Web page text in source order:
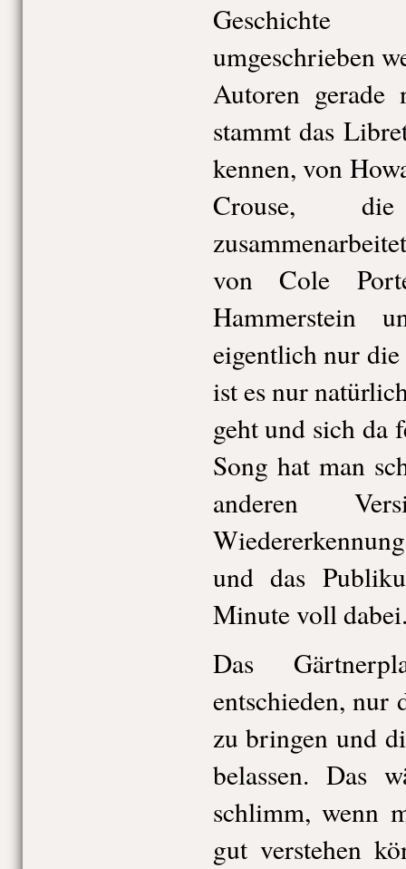
Geschichte
umgeschrieben
Autoren gerade
stammt das
kennen, von
Crouse,
von Cole
Hammerstein
eigentlich nur
ist es nur
geht und sich da
Song hat man
anderen
und das
Minute voll
Das
entschieden, nur
zu bringen und
belassen. Das
schlimm, wenn
gut verstehen